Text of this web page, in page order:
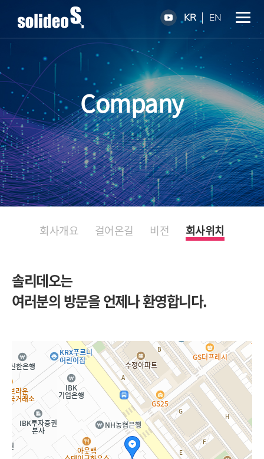
KR EN
Company
회사개요 걸어온길 비전 회사위치
솔리데오는
여러분의 방문을 언제나 환영합니다.